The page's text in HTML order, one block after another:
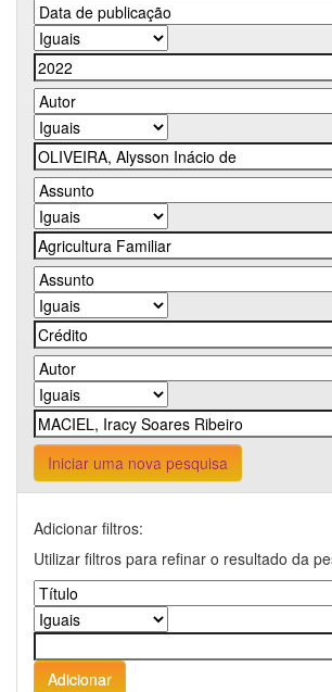
Iniciar uma nova pesquisa
Adicionar filtros:
Utilizar filtros para refinar o resultado da